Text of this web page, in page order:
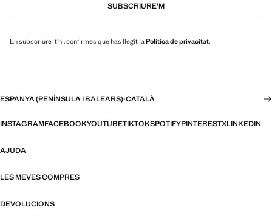
SUBSCRIURE'M
En subscriure-t'hi, confirmes que has llegit la Política de privacitat.
ESPANYA (PENÍNSULA I BALEARS)·CATALÀ
INSTAGRAMFACEBOOKYOUTUBETIKTOKSPOTIFYPINTERESTXLINKEDIN
AJUDA
LES MEVES COMPRES
DEVOLUCIONS